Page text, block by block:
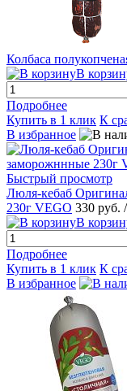
Колбаса
В
Подробнее
Купить в 1 клик К
В избранное
Быстрый просмотр
Люля-кебаб
230г VEGO 330 руб.
В
Подробнее
Купить в 1 клик К
В избранное